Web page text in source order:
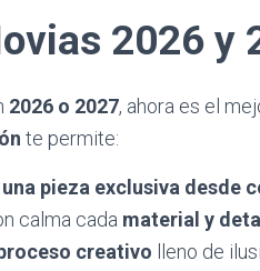
2026 y
2026 o 2027, ahora es el
te permite:
pieza exclusiva desde
calma cada material y
creativo lleno de